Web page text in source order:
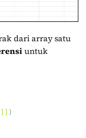
dari array satu
untuk
)